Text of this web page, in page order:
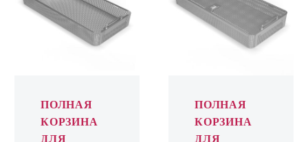
СТЕРИЛИЗАЦИИ
ПОЛНАЯ
КОРЗИНА
ДЛЯ
С
КРЫШКОЙ
ПОЛНАЯ
КОРЗИНА
ДЛЯ